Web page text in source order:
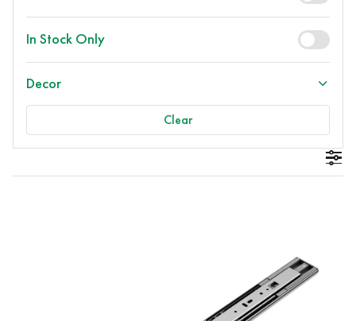
In Stock Only
Decor
Clear